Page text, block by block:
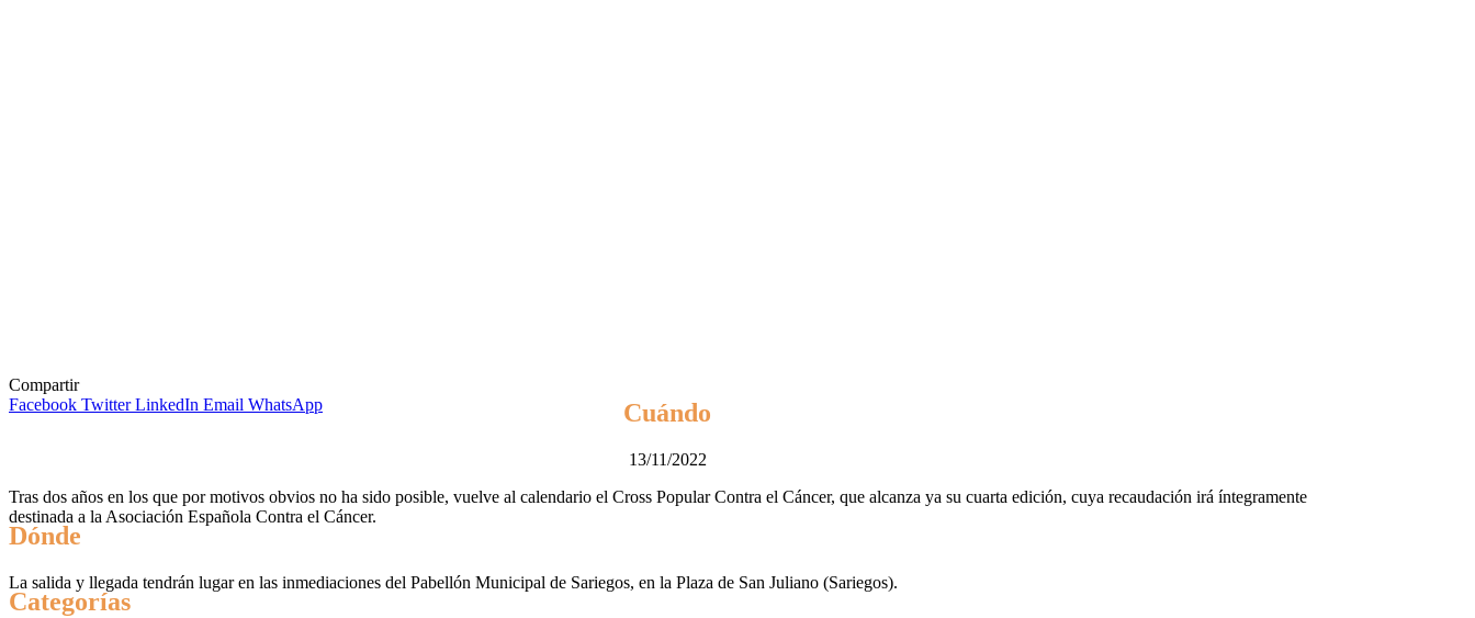
Compartir
Facebook Twitter LinkedIn Email WhatsApp Cuándo
13/11/2022
Tras dos años en los que por motivos obvios no ha sido posible, vuelve al calendario el Cross Popular Contra el Cáncer, que alcanza ya su cuarta edición, cuya recaudación irá íntegramente
destinada a la Asociación Española Contra el Cáncer.
Dónde
La salida y llegada tendrán lugar en las inmediaciones del Pabellón Municipal de Sariegos, en la Plaza de San Juliano (Sariegos).
Categorías